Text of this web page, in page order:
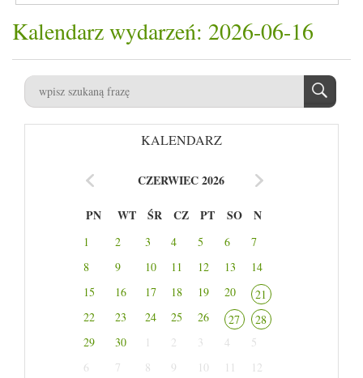
Kalendarz wydarzeń: 2026-06-16
KALENDARZ
CZERWIEC 2026
PN WT ŚR CZ PT SO N
1 2 3 4 5 6
7
8
9 10 11 12 13
14
15
16 17 18 19 20
21
22
23 24 25 26 27
28
29
30 1 2 3 4
5
6
7 8 9 10 11 12